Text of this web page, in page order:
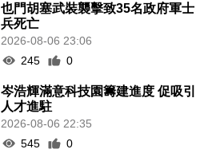
也門胡塞武裝襲擊致35名政府軍士
兵死亡
2026-08-06 23:06
245
0
岑浩輝滿意科技園籌建進度 促吸引
人才進駐
2026-08-06 22:35
545
0